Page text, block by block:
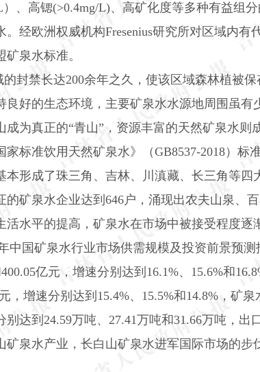
）、高锶(>0.4mg/L)、高矿化度等多种有益组
。经欧洲权威机构Fresenius研究所对区域内有
泉水标准。
封禁长达200余年之久，使该区域森林植被
好的生态环境，主要矿泉水水源地周围虽有
为真正的“青山”，资源丰富的天然矿泉水则
家标准饮用天然矿泉水》（GB8537-2018）标准
本形成了珠三角、吉林、川滇藏、长三角等
矿泉水企业达到 646户，涌现出农夫山泉、
水平的提高，矿泉水在市场中被接受程度逐
中国矿泉水行业市场供需规模及投资前景预测
400.05亿元，增速分别达到 16.1%、 15.6%和
，增速分别达到 15.4%、 15.5%和14.8% ，矿
别达到 24.59万吨、 27.41万吨和31.66万吨，出
泉水产业，长白山矿泉水进军国际市场的步